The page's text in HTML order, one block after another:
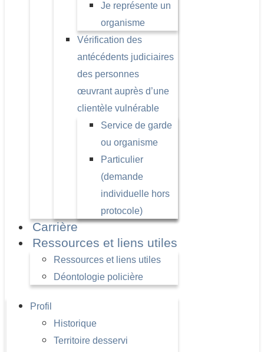
Je représente un
organisme
Vérification des
antécédents judiciaires
des personnes
œuvrant auprès d’une
clientèle vulnérable
Service de garde
ou organisme
Particulier
(demande
individuelle hors
protocole)
Carrière
Ressources et liens utiles
Ressources et liens utiles
Déontologie policière
Profil
Historique
Territoire desservi